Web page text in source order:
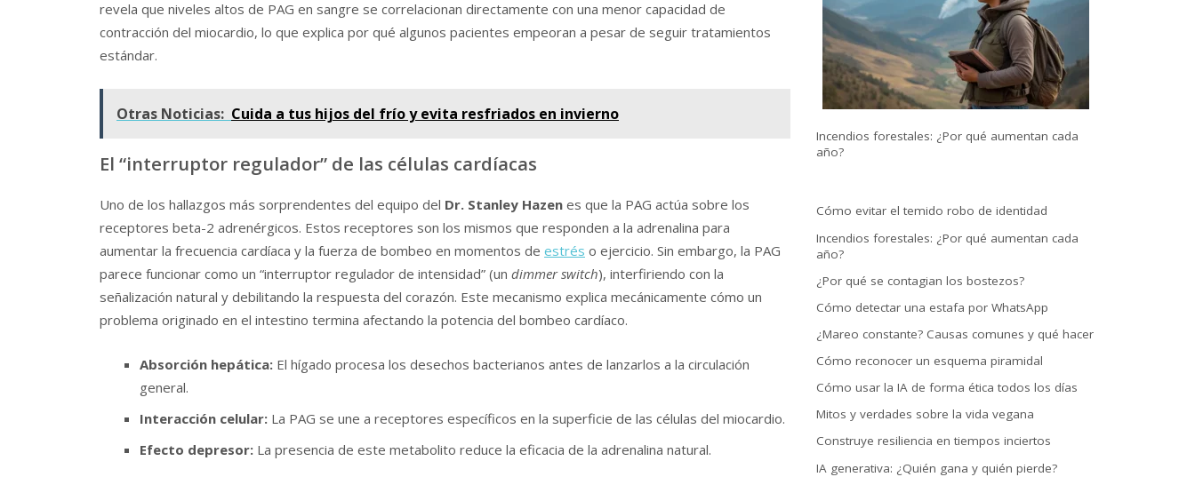
revela que niveles altos de PAG en sangre se correlacionan directamente con una menor capacidad de
contracción del miocardio, lo que explica por qué algunos pacientes empeoran a pesar de seguir tratamientos
estándar.
Otras Noticias: Cuida a tus hijos del frío y evita resfriados en invierno
El “interruptor regulador” de las células cardíacas
Uno de los hallazgos más sorprendentes del equipo del Dr. Stanley Hazen es que la PAG actúa sobre los
receptores beta-2 adrenérgicos. Estos receptores son los mismos que responden a la adrenalina para
aumentar la frecuencia cardíaca y la fuerza de bombeo en momentos de estrés o ejercicio. Sin embargo, la PAG
parece funcionar como un “interruptor regulador de intensidad” (un dimmer switch), interfiriendo con la
señalización natural y debilitando la respuesta del corazón. Este mecanismo explica mecánicamente cómo un
problema originado en el intestino termina afectando la potencia del bombeo cardíaco.
Absorción hepática: El hígado procesa los desechos bacterianos antes de lanzarlos a la circulación
general.
Interacción celular: La PAG se une a receptores específicos en la superficie de las células del miocardio.
Efecto depresor: La presencia de este metabolito reduce la eficacia de la adrenalina natural.
Incendios forestales: ¿Por qué aumentan cada
año?
Cómo evitar el temido robo de identidad
Incendios forestales: ¿Por qué aumentan cada
año?
¿Por qué se contagian los bostezos?
Cómo detectar una estafa por WhatsApp
¿Mareo constante? Causas comunes y qué hacer
Cómo reconocer un esquema piramidal
Cómo usar la IA de forma ética todos los días
Mitos y verdades sobre la vida vegana
Construye resiliencia en tiempos inciertos
IA generativa: ¿Quién gana y quién pierde?